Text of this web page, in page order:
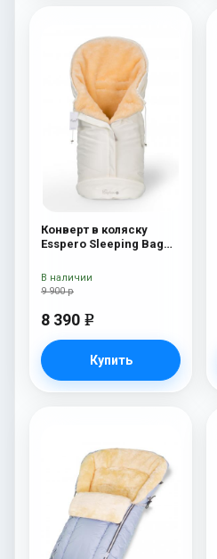
Конверт в коляску
Esspero Sleeping Bag
шерсть) Beige
9 900 р
8 390 e
Купить
В наличии